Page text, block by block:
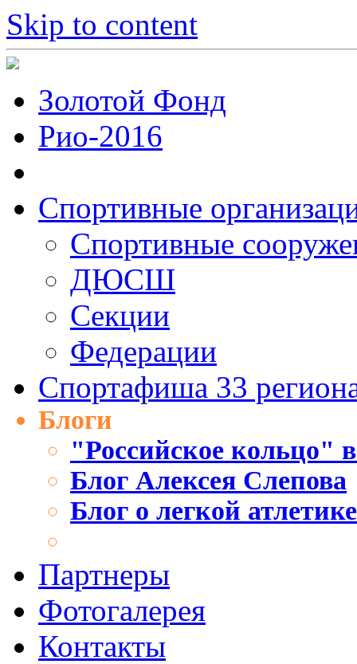
Skip to content
Золотой Фонд
Рио-2016
Спортивные
Cпортивные
ДЮСШ
Секции
Федерации
Спортафиша 33
Блоги
"Российское кольцо"
Блог Алексея Слепова
Блог о легкой
Партнеры
Фотогалерея
Контакты